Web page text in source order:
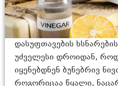
დასუფთავების ხსნარების
უძველესი დროიდან,
იყენებდნენ ბუნებრივ